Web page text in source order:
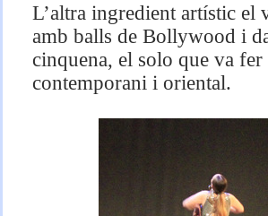
L’altra ingredient artístic el
amb balls de Bollywood i
cinquena, el solo que va
contemporani i oriental.